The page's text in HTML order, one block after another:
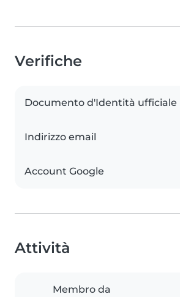
Verifiche
Documento d'Identità ufficiale
Indirizzo email
Account Google
Attività
Membro da